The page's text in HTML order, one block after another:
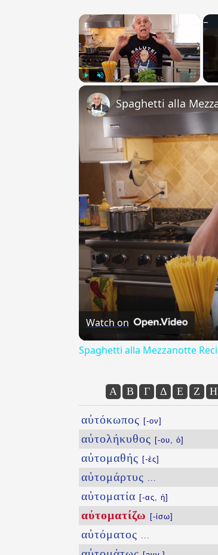
Fullscreen
Spaghetti alla
Watch on
Spaghetti alla Mezzanotte
Α Β Γ Δ Ε Ζ Η
αὐτόκωπος [-ον]
αὐτολήκυθος [-ου, ὁ]
αὐτομαθής [-ές]
αὐτομάρτυς
αὐτοματία [-ας, ἡ]
αὐτοματίζω [-ίσω]
αὐτόματος